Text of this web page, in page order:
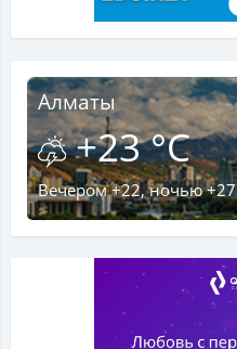
Алматы
+23 °C
Вечером +22, ночью +27